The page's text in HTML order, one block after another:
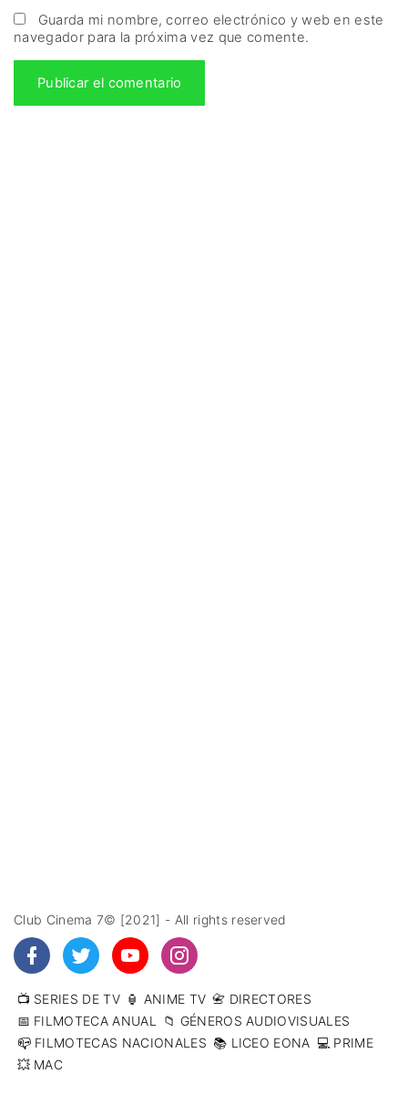
Guarda mi nombre, correo electrónico y web en este
navegador para la próxima vez que comente.
Club Cinema 7© [2021] - All rights reserved
📺 SERIES DE TV 🏮 ANIME TV 📇 DIRECTORES
📅 FILMOTECA ANUAL
📁 GÉNEROS AUDIOVISUALES
📪 FILMOTECAS NACIONALES 📚 LICEO EONA 💻 PRIME
💥 MAC